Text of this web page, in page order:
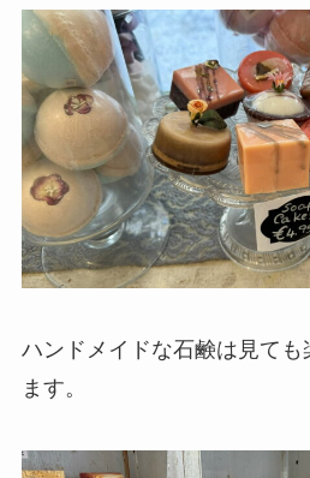
ハンドメイドな石鹸は見て
ます。